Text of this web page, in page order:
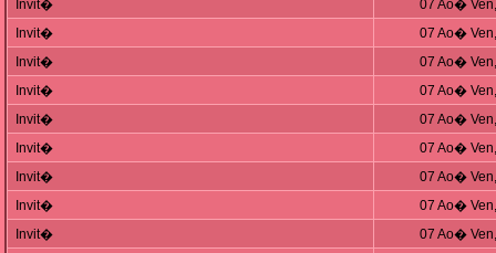
Invit�
07 Ao�
Invit�
07 Ao�
Invit�
07 Ao�
Invit�
07 Ao�
Invit�
07 Ao�
Invit�
07 Ao�
Invit�
07 Ao�
Invit�
07 Ao�
Invit�
07 Ao�